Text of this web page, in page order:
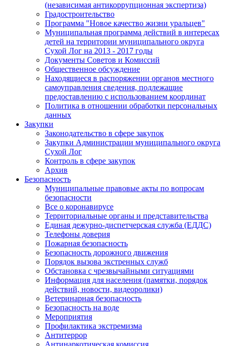
(независимая антикоррупционная экспертиза)
Градостроительство
Программа "Новое качество жизни уральцев"
Муниципальная программа действий в интересах
детей на территории муниципального округа
Сухой Лог на 2013 - 2017 годы
Документы Советов и Комиссий
Общественное обсуждение
Находящиеся в распоряжении органов местного
самоуправления сведения, подлежащие
предоставлению с использованием координат
Политика в отношении обработки персональных
данных
Закупки
Законодательство в сфере закупок
Закупки Администрации муниципального округа
Сухой Лог
Контроль в сфере закупок
Архив
Безопасность
Муниципальные правовые акты по вопросам
безопасности
Все о коронавирусе
Территориальные органы и представительства
Единая дежурно-диспетчерская служба (ЕДДС)
Телефоны доверия
Пожарная безопасность
Безопасность дорожного движения
Порядок вызова экстренных служб
Обстановка с чрезвычайными ситуациями
Информация для населения (памятки, порядок
действий, новости, видеоролики)
Ветеринарная безопасность
Безопасность на воде
Мероприятия
Профилактика экстремизма
Антитеррор
Антинаркотическая комиссия